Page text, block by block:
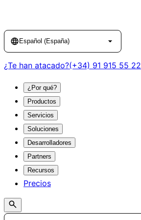
LanguageEspañol (España)
¿Te han atacado?(+34) 91 915 55 22
¿Por qué?
Productos
Servicios
Soluciones
Desarrolladores
Partners
Recursos
Precios